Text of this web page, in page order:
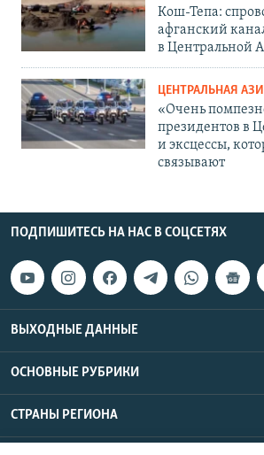
Кош-Тепа:
афганский
в Центральной
ЦЕНТРАЛЬНАЯ
«Очень
президентов в
и эксцессы,
связывают
ПОДПИШИТЕСЬ НА НАС В СОЦСЕТЯХ
ВЫХОДНЫЕ ДАННЫЕ
ОСНОВНЫЕ РУБРИКИ
СТРАНЫ РЕГИОНА